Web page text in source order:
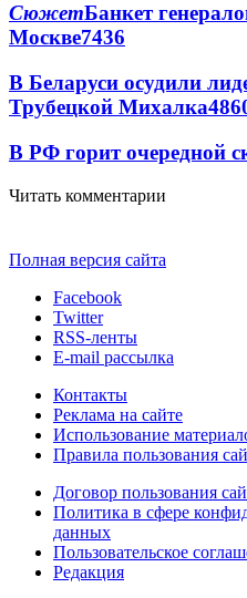
СюжетБанкет
Москве7436
В Беларуси осудили
Трубецкой Михалка
В РФ горит очередной
Читать комментарии
Полная версия сайта
Facebook
Twitter
RSS-ленты
E-mail рассылка
Контакты
Реклама на сайте
Использование
Правила пользования
Договор пользования
Политика в сфере
данных
Пользовательское
Редакция